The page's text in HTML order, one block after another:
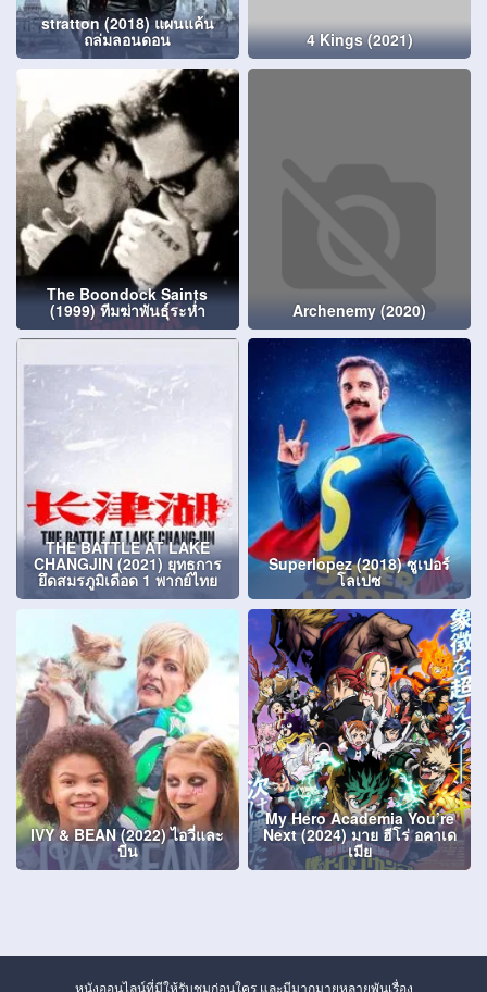
stratton (2018) แผนแค้น
ถล่มลอนดอน 4 Kings (2021)
The Boondock Saints
(1999) ทีมฆ่าพันธุ์ระห่ำ Archenemy (2020)
THE BATTLE AT LAKE
CHANGJIN (2021) ยุทธการ
ยึดสมรภูมิเดือด 1 พากย์ไทย
Superlopez (2018) ซูเปอร์
โลเปซ
IVY & BEAN (2022) ไอวี่และ
บีน
My Hero Academia You’re
Next (2024) มาย ฮีโร่ อคาเด
เมีย
หนังออนไลน์ที่มีให้รับชมก่อนใคร และมีมากมายหลายพันเรื่อง